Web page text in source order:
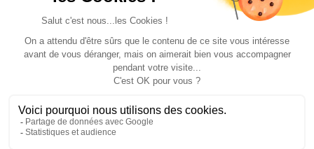
AJOUTER AU PANIER AJOUTER AU PANIER